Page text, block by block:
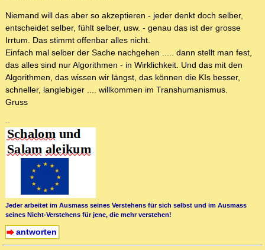
Niemand will das aber so akzeptieren - jeder denkt doch selber,
entscheidet selber, fühlt selber, usw. - genau das ist der grosse
Irrtum. Das stimmt offenbar alles nicht.
Einfach mal selber der Sache nachgehen ..... dann stellt man fest,
das alles sind nur Algorithmen - in Wirklichkeit. Und das mit den
Algorithmen, das wissen wir längst, das können die KIs besser,
schneller, langlebiger .... willkommen im Transhumanismus.
Gruss
--
Jeder arbeitet im Ausmass seines Verstehens für sich selbst und im Ausmass
seines Nicht-Verstehens für jene, die mehr verstehen!
antworten